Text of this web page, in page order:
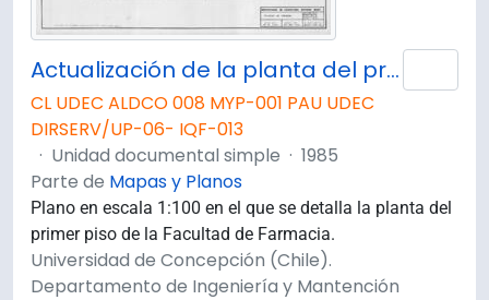
Actualización de la planta del primer piso de la Facultad de Farmacia. Plano 1 de 4.
CL UDEC ALDCO 008 MYP-001 PAU UDEC
DIRSERV/UP-06- IQF-013
· Unidad documental simple · 1985
Parte de Mapas y Planos
Plano en escala 1:100 en el que se detalla la planta del
primer piso de la Facultad de Farmacia.
Universidad de Concepción (Chile).
Departamento de Ingeniería y Mantención